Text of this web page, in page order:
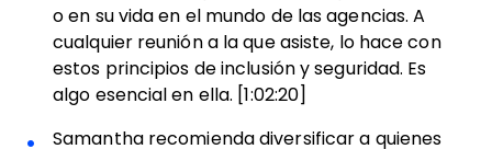
o en su vida en el mundo de las agencias. A
cualquier reunión a la que asiste, lo hace con
estos principios de inclusión y seguridad. Es
algo esencial en ella. [1:02:20]
Samantha recomienda diversificar a quienes